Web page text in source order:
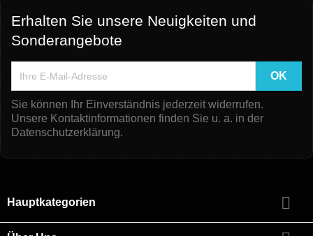
Erhalten Sie unsere Neuigkeiten und
Sonderangebote
Sie können Ihr Einverständnis jederzeit widerrufen.
Unsere Kontaktinformationen finden Sie u. a. in der
Datenschutzerklärung.
Hauptkategorien 